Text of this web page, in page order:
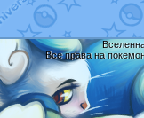
Все права на